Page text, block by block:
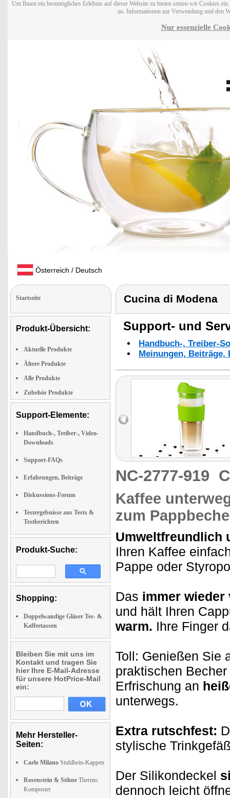
Um Ihnen ein bestmögliches Erlebnis auf dieser Website zu bieten setzen wir Cookies
zu. Informationen zur Verwendung und den
Nur essenzielle
Österreich / Deutsch
Startseite
Produkt-Übersicht:
Aktuelle Produkte
Ältere Produkte
Alle Produkte
Zubehör Produkte
Support-Elemente:
Handbuch-, Treiber-, Video-
Downloads
Support-FAQs
Erfahrungen, Beiträge
Diskussions-Forum
Testergebnisse aus Tests &
Testberichten
Produkt-Suche:
Shopping:
Doppelwandige Gläser Tee- &
Kaffeetassen
Bleiben Sie mit uns im
Kontakt und tragen Sie
hier Ihre E-Mail-Adresse
für unsere HotPrice-Mail
ein:
Mehr Hersteller-
Seiten:
Carlo Milano Stuhlbein-Kappen
Rosenstein & Söhne Thermo
Komposter
Cucina di Modena
Support- und
Handbuch-, Treiber-
Meinungen,
NC-2777-919
Kaffee
zum
Umweltfreundlich
Ihren Kaffee
Pappe oder
Das immer wieder
und hält Ihren
warm. Ihre Finger
Toll: Genießen Sie
praktischen
Erfrischung an
unterwegs.
Extra rutschfest:
stylische
Der Silikondeckel
dennoch leicht